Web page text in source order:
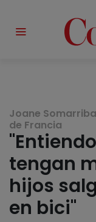
Joane
de Francia
tengan
hijos
en bici"